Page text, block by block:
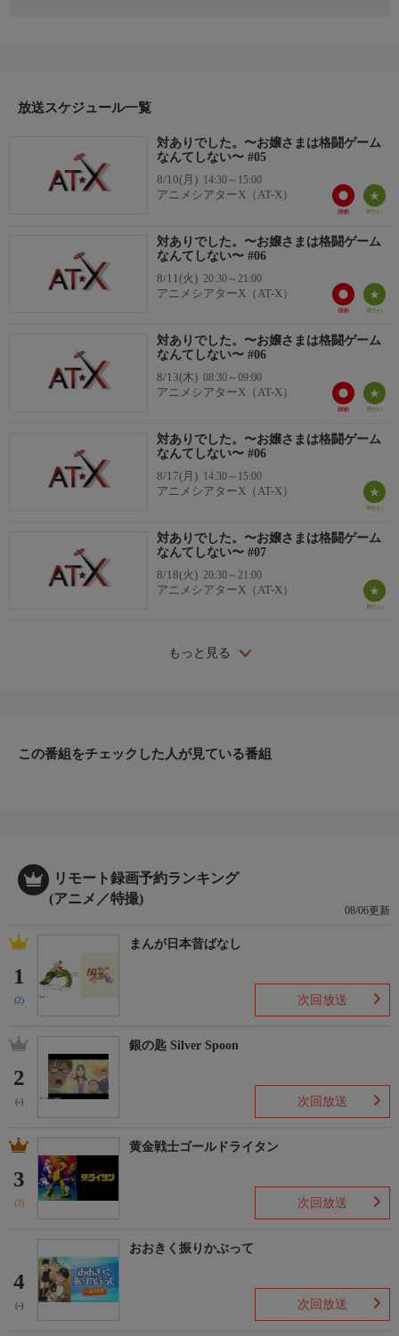
は、今、戦いたい！お嬢さまたちの熱き格ゲーライフの火蓋が切
深月 綾：長谷川育美
夜絵美緒：市ノ瀬加那
フランベルジュ：アール
放送スケジュール一覧
対ありでした。〜お嬢さまは格闘ゲーム
なんてしない〜 #05
8/10(月) 14:30～15:00
アニメシアターX（AT-X）
対ありでした。〜お嬢さまは格闘ゲーム
なんてしない〜 #06
8/11(火) 20:30～21:00
アニメシアターX（AT-X）
対ありでした。〜お嬢さまは格闘ゲーム
なんてしない〜 #06
8/13(木) 08:30～09:00
アニメシアターX（AT-X）
対ありでした。〜お嬢さまは格闘ゲーム
なんてしない〜 #06
8/17(月) 14:30～15:00
アニメシアターX（AT-X）
対ありでした。〜お嬢さまは格闘ゲーム
なんてしない〜 #07
8/18(火) 20:30～21:00
アニメシアターX（AT-X）
もっと見る
この番組をチェックした人が見ている番組
リモート録画予約ランキング
(アニメ／特撮)
08/06更新
1
(2)
まんが日本昔ばなし
次回放送
2
(-)
銀の匙 Silver Spoon
次回放送
3
(3)
黄金戦士ゴールドライタン
次回放送
4
(-)
おおきく振りかぶって
次回放送